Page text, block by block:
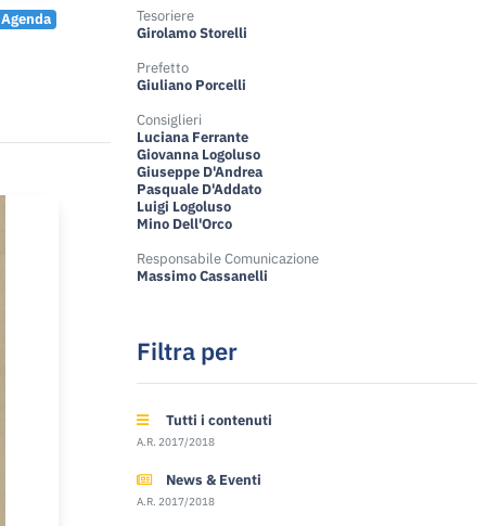
Agenda
Tesoriere
Girolamo Storelli
Prefetto
Giuliano Porcelli
Consiglieri
Luciana Ferrante
Giovanna Logoluso
Giuseppe D'Andrea
Pasquale D'Addato
Luigi Logoluso
Mino Dell'Orco
Responsabile Comunicazione
Massimo Cassanelli
Filtra per
Tutti i contenuti
A.R. 2017/2018
News & Eventi
A.R. 2017/2018